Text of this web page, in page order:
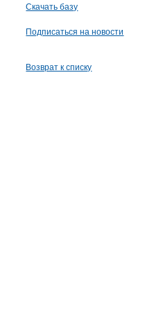
Скачать базу
Подписаться на новости
Возврат к списку